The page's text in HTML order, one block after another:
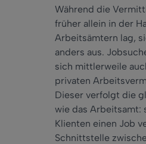
Während die
früher allein in der
Arbeitsämtern lag,
anders aus.
sich mittlerweile
privaten
Dieser verfolgt die
wie das Arbeitsamt:
Klienten einen Job
Schnittstelle